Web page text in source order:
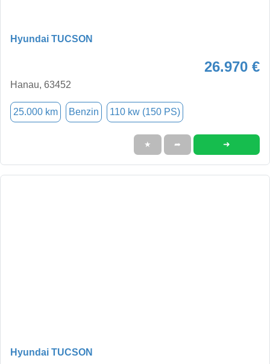
Hyundai TUCSON
26.970 €
Hanau, 63452
25.000 km Benzin 110 kw (150 PS)
★ ➦ ➜
Hyundai TUCSON